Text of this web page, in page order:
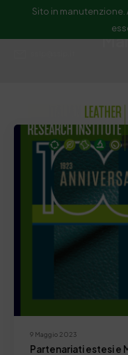
Sito in
9 Maggio 2023
Partenariati estesi e